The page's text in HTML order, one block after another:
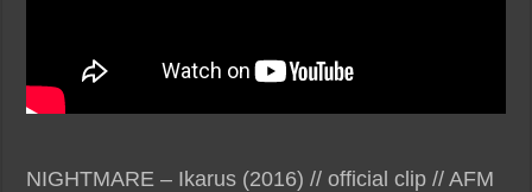
NIGHTMARE – Ikarus (2016) // official clip // AFM